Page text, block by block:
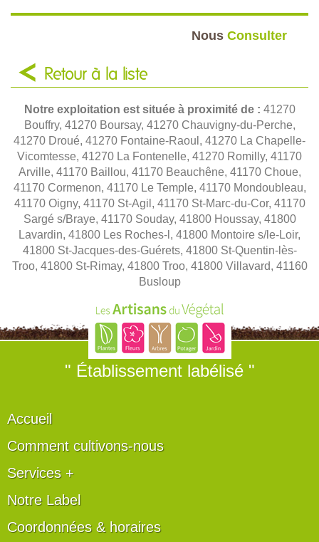
Nous Consulter
Retour à la liste
Notre exploitation est située à proximité de : 41270
Bouffry, 41270 Boursay, 41270 Chauvigny-du-Perche,
41270 Droué, 41270 Fontaine-Raoul, 41270 La Chapelle-
Vicomtesse, 41270 La Fontenelle, 41270 Romilly, 41170
Arville, 41170 Baillou, 41170 Beauchêne, 41170 Choue,
41170 Cormenon, 41170 Le Temple, 41170 Mondoubleau,
41170 Oigny, 41170 St-Agil, 41170 St-Marc-du-Cor, 41170
Sargé s/Braye, 41170 Souday, 41800 Houssay, 41800
Lavardin, 41800 Les Roches-l, 41800 Montoire s/le-Loir,
41800 St-Jacques-des-Guérets, 41800 St-Quentin-lès-
Troo, 41800 St-Rimay, 41800 Troo, 41800 Villavard, 41160
Busloup
" Établissement labélisé "
Accueil
Comment cultivons-nous
Services +
Notre Label
Coordonnées & horaires